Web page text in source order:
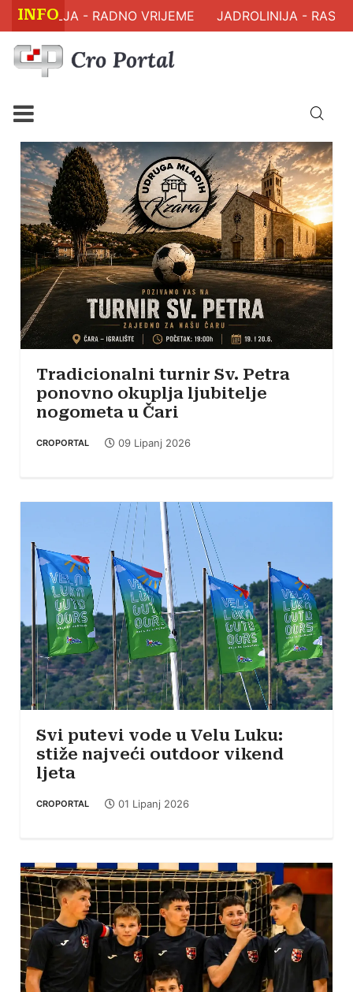
INFO - RADNO VRIJEME JADROLINIJA -
Tradicionalni turnir Sv. Petra
ponovno okuplja ljubitelje
nogometa u Čari
CROPORTAL 09 Lipanj 2026
Svi putevi vode u Velu Luku:
stiže najveći outdoor vikend
ljeta
CROPORTAL 01 Lipanj 2026